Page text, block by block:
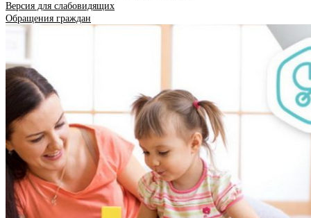
Версия для слабовидящих
Обращения граждан